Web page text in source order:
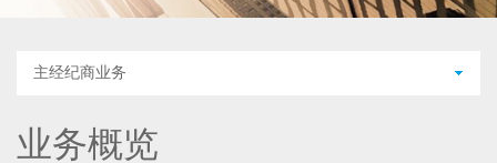
主经纪商业务
业务概览